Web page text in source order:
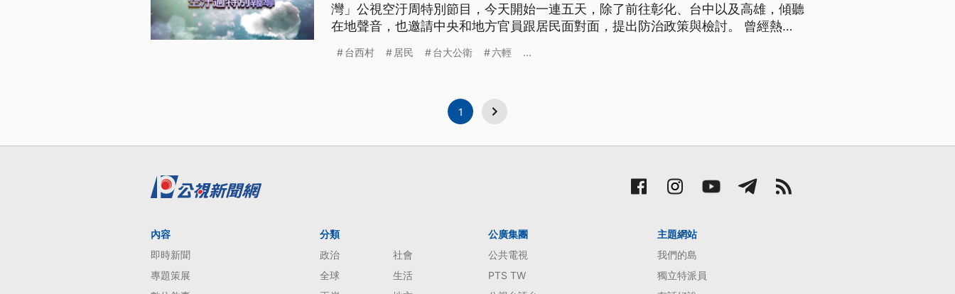
灣」公視空汙周特別節目，今天開始一連五天，除了前往彰化、台中以及高雄，傾聽
在地聲音，也邀請中央和地方官員跟居民面對面，提出防治政策與檢討。 曾經熱切
北岸，距離六輕只有八公里的彰化縣大城鄉台西村村民就會聞到一股難以忍受的酸臭
台西村 居民 台大公衛 六輕 ...
1
內容
即時新聞
專題策展
分類
政治
社會
全球
生活
公廣集團
公共電視
PTS TW
主題網站
我們的島
獨立特派員